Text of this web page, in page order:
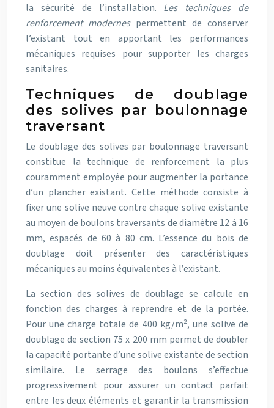
la sécurité de l’installation. Les techniques de
renforcement modernes permettent de conserver
l’existant tout en apportant les performances
mécaniques requises pour supporter les charges
sanitaires.
Techniques de doublage
des solives par boulonnage
traversant
Le doublage des solives par boulonnage traversant
constitue la technique de renforcement la plus
couramment employée pour augmenter la portance
d’un plancher existant. Cette méthode consiste à
fixer une solive neuve contre chaque solive existante
au moyen de boulons traversants de diamètre 12 à 16
mm, espacés de 60 à 80 cm. L’essence du bois de
doublage doit présenter des caractéristiques
mécaniques au moins équivalentes à l’existant.
La section des solives de doublage se calcule en
fonction des charges à reprendre et de la portée.
Pour une charge totale de 400 kg/m², une solive de
doublage de section 75 x 200 mm permet de doubler
la capacité portante d’une solive existante de section
similaire. Le serrage des boulons s’effectue
progressivement pour assurer un contact parfait
entre les deux éléments et garantir la transmission